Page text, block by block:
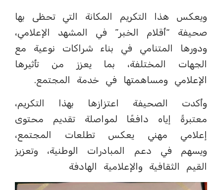
ويعكس هذا التكريم المكانة التي تحظى بها
صحيفة “أقلام الخبر” في المشهد الإعلامي،
ودورها المتنامي في بناء شراكات نوعية مع
الجهات المختلفة، بما يعزز من تأثيرها
الإعلامي ومساهمتها في خدمة المجتمع.
وأكدت الصحيفة اعتزازها بهذا التكريم،
معتبرةً إياه دافعًا لمواصلة تقديم محتوى
إعلامي مهني يعكس تطلعات المجتمع،
ويسهم في دعم المبادرات الوطنية، وتعزيز
القيم الثقافية والإعلامية الهادفة